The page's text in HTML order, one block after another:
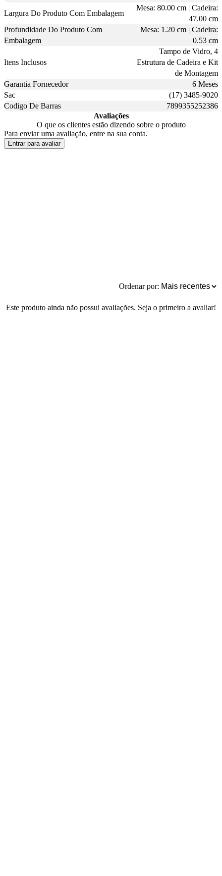
Largura Do Produto Com Embalagem
Mesa: 80.00 cm | Cadeira:
47.00 cm
Profundidade Do Produto Com
Embalagem
Mesa: 1.20 cm | Cadeira:
0.53 cm
Itens Inclusos
Tampo de Vidro, 4
Estrutura de Cadeira e Kit
de Montagem
Garantia Fornecedor
6 Meses
Sac
(17) 3485-9020
Codigo De Barras
7899355252386
Avaliações
O que os clientes estão dizendo sobre o produto
Para enviar uma avaliação, entre na sua conta.
Entrar para avaliar
Ordenar por:
Este produto ainda não possui avaliações. Seja o primeiro a avaliar!